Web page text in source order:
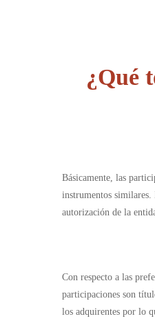
¿Qué
Básicamente, las
instrumentos similares.
autorización de la
Con respecto a las
participaciones son
los adquirentes por lo